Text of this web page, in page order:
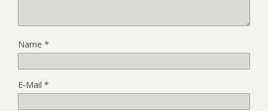
Name *
E-Mail *